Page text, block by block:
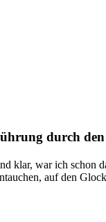
durch
klar, war ich schon
auf den